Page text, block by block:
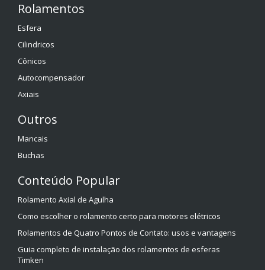
Rolamentos
Esfera
Cilindricos
Cônicos
Autocompensador
Axiais
Outros
Mancais
Buchas
Conteúdo Popular
Rolamento Axial de Agulha
Como escolher o rolamento certo para motores elétricos
Rolamentos de Quatro Pontos de Contato: usos e vantagens
Guia completo de instalação dos rolamentos de esferas
Timken